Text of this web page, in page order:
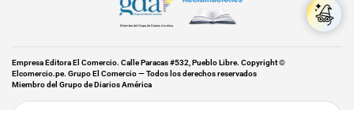
Miembro del Grupo de Diarios América
Empresa Editora El Comercio. Calle Paracas #532, Pueblo Libre. Copyright ©
Elcomercio.pe. Grupo El Comercio — Todos los derechos reservados
Miembro del Grupo de Diarios América